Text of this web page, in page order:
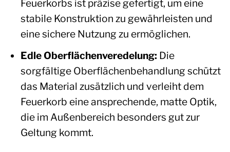
Feuerkorbs ist präzise gefertigt, um eine
stabile Konstruktion zu gewährleisten und
eine sichere Nutzung zu ermöglichen.
Edle Oberflächenveredelung: Die
sorgfältige Oberflächenbehandlung schützt
das Material zusätzlich und verleiht dem
Feuerkorb eine ansprechende, matte Optik,
die im Außenbereich besonders gut zur
Geltung kommt.